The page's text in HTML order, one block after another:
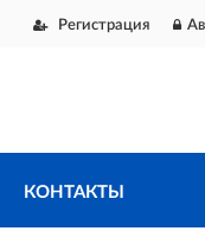
Регистрация
КОНТАКТЫ